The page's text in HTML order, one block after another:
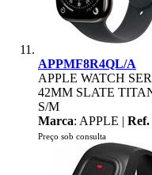
APPMF8R4QL/A
APPLE WATCH
42MM SLATE
S/M
Marca: APPLE |
Preço sob consulta